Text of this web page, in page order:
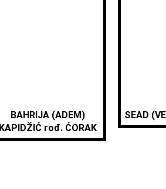
BAHRIJA (ADEM)
KAPIDŽIĆ rođ. ĆORAK
SEAD